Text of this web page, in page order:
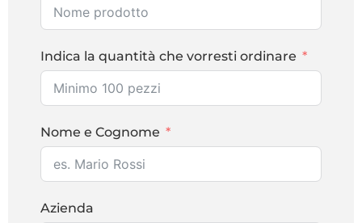
Indica la quantità che vorresti ordinare
Nome e Cognome
Azienda